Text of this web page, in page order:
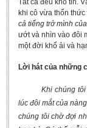
RESEARCH
Sinology & Nom
Vietnamese Folk
Literary Theory &
Tất cả đều khó tin.
khi cô vừa thổn thức
cả tiếng trở mình
ướt và nhìn vào đôi
một đời khổ ải và
Lời hát của những
Khi chúng
lúc đôi mắt của
chúng tôi chờ đợi